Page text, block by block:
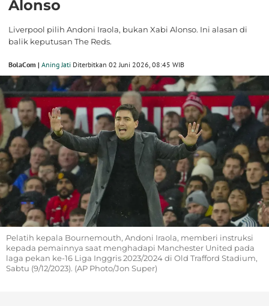
Alonso
Liverpool pilih Andoni Iraola, bukan Xabi Alonso. Ini alasan di
balik keputusan The Reds.
BolaCom | Aning Jati Diterbitkan 02 Juni 2026, 08:45 WIB
Pelatih kepala Bournemouth, Andoni Iraola, memberi instruksi
kepada pemainnya saat menghadapi Manchester United pada
laga pekan ke-16 Liga Inggris 2023/2024 di Old Trafford Stadium,
Sabtu (9/12/2023). (AP Photo/Jon Super)